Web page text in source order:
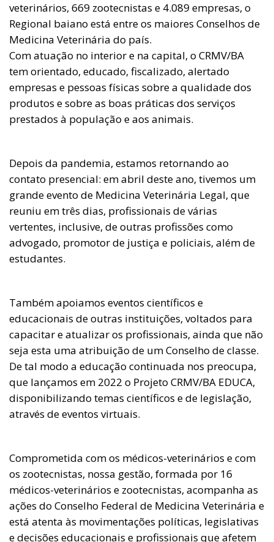
veterinários, 669 zootecnistas e 4.089 empresas, o
Regional baiano está entre os maiores Conselhos de
Medicina Veterinária do país.
Com atuação no interior e na capital, o CRMV/BA
tem orientado, educado, fiscalizado, alertado
empresas e pessoas físicas sobre a qualidade dos
produtos e sobre as boas práticas dos serviços
prestados à população e aos animais.
Depois da pandemia, estamos retornando ao
contato presencial: em abril deste ano, tivemos um
grande evento de Medicina Veterinária Legal, que
reuniu em três dias, profissionais de várias
vertentes, inclusive, de outras profissões como
advogado, promotor de justiça e policiais, além de
estudantes.
Também apoiamos eventos científicos e
educacionais de outras instituições, voltados para
capacitar e atualizar os profissionais, ainda que não
seja esta uma atribuição de um Conselho de classe.
De tal modo a educação continuada nos preocupa,
que lançamos em 2022 o Projeto CRMV/BA EDUCA,
disponibilizando temas científicos e de legislação,
através de eventos virtuais.
Comprometida com os médicos-veterinários e com
os zootecnistas, nossa gestão, formada por 16
médicos-veterinários e zootecnistas, acompanha as
ações do Conselho Federal de Medicina Veterinária e
está atenta às movimentações políticas, legislativas
e decisões educacionais e profissionais que afetem